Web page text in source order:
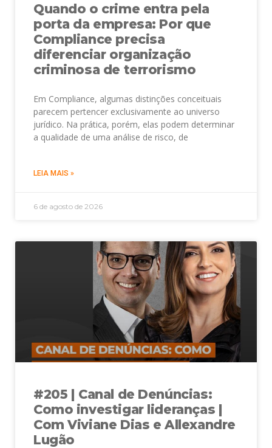
Quando o crime entra pela
porta da empresa: Por que
Compliance precisa
diferenciar organização
criminosa de terrorismo
Em Compliance, algumas distinções conceituais
parecem pertencer exclusivamente ao universo
jurídico. Na prática, porém, elas podem determinar
a qualidade de uma análise de risco, de
LEIA MAIS »
6 de agosto de 2026
#205 | Canal de Denúncias:
Como investigar lideranças |
Com Viviane Dias e Allexandre
Lugão